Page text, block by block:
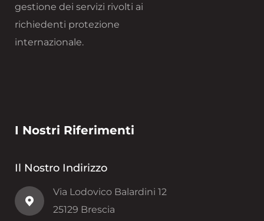
gestione dei servizi rivolti ai
richiedenti protezione
internazionale.
I Nostri Riferimenti
Il Nostro Indirizzo
Via Lodovico Balardini 12
25129 Brescia